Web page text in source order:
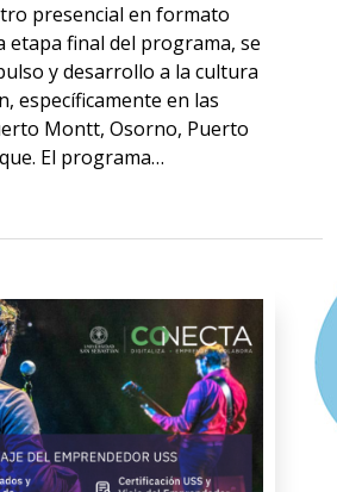
presencial en formato
etapa final del programa, se
y desarrollo a la cultura
específicamente en las
Montt, Osorno, Puerto
El programa…